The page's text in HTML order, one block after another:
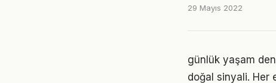
29 Mayıs 2022
günlük yaşam
doğal sinyali. Her